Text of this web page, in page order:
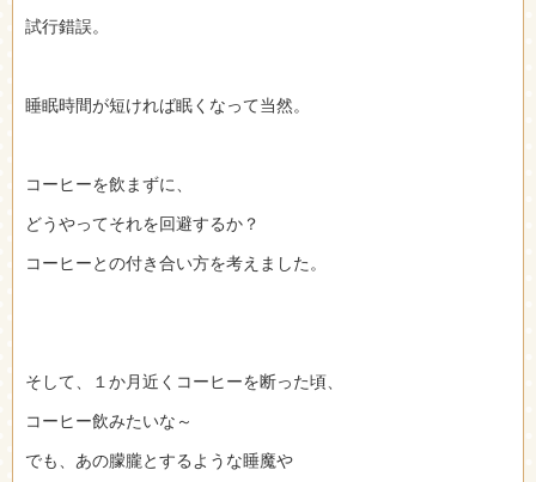
試行錯誤。
睡眠時間が短ければ眠くなって当然。
コーヒーを飲まずに、
どうやってそれを回避するか？
コーヒーとの付き合い方を考えました。
そして、１か月近くコーヒーを断った頃、
コーヒー飲みたいな～
でも、あの朦朧とするような睡魔や